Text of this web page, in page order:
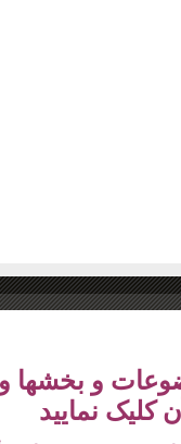
و بخشها
کلیک نماييد